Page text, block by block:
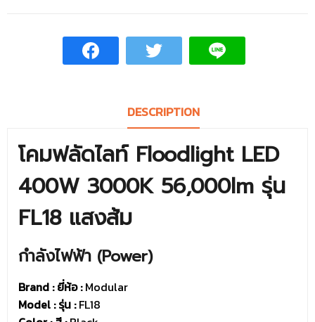
DESCRIPTION
โคมฟลัดไลท์ Floodlight LED
400W 3000K 56,000lm รุ่น
FL18 แสงส้ม
กำลังไฟฟ้า (Power)
Brand : ยี่ห้อ :Modular
Model : รุ่น :FL18